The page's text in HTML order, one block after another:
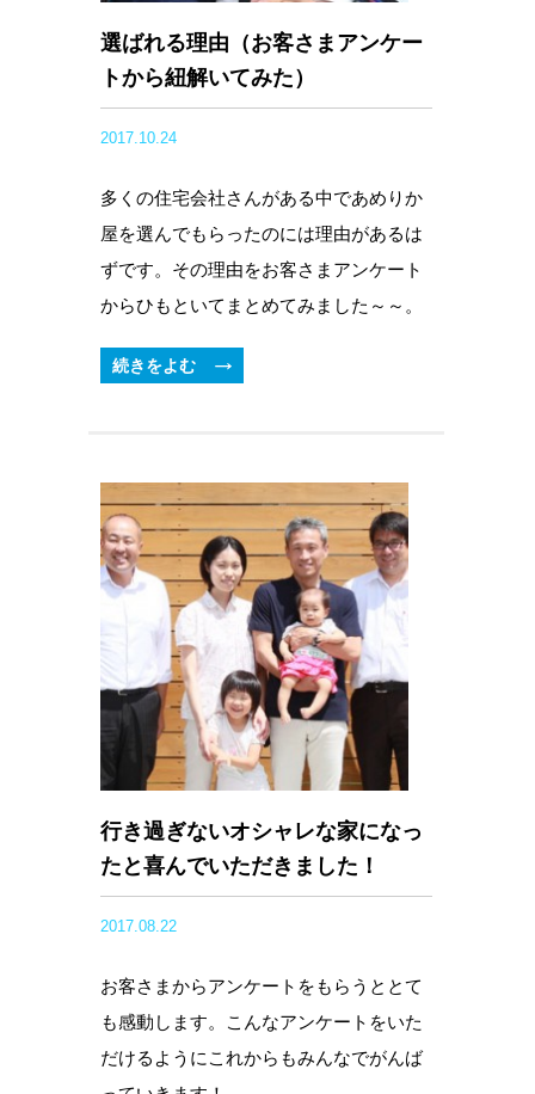
選ばれる理由（お客さまアンケー
トから紐解いてみた）
2017.10.24
多くの住宅会社さんがある中であめりか
屋を選んでもらったのには理由があるは
ずです。その理由をお客さまアンケート
からひもといてまとめてみました～～。
続きをよむ
行き過ぎないオシャレな家になっ
たと喜んでいただきました！
2017.08.22
お客さまからアンケートをもらうととて
も感動します。こんなアンケートをいた
だけるようにこれからもみんなでがんば